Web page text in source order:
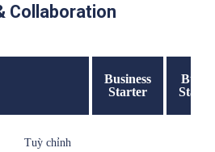
Collaboration
Business
Starter
Tuỳ chỉnh